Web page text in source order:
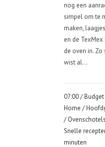
nog een
simpel om te
maken,
en de
de oven in.
wist al...
07:00 /
Home /
/ Ovenschotels
Snelle
minuten